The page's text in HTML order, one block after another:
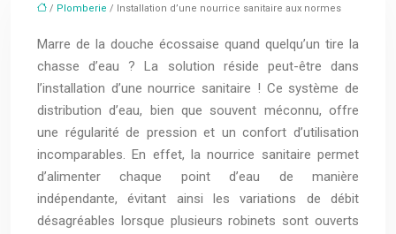
/ Plomberie / Installation d’une nourrice sanitaire aux normes
Marre de la douche écossaise quand quelqu’un tire la
chasse d’eau ? La solution réside peut-être dans
l’installation d’une nourrice sanitaire ! Ce système de
distribution d’eau, bien que souvent méconnu, offre
une régularité de pression et un confort d’utilisation
incomparables. En effet, la nourrice sanitaire permet
d’alimenter chaque point d’eau de manière
indépendante, évitant ainsi les variations de débit
désagréables lorsque plusieurs robinets sont ouverts